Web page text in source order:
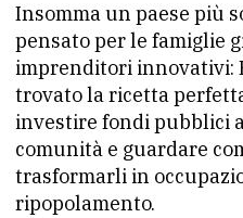
Insomma un paese più
pensato per le famiglie
imprenditori innovativi:
trovato la ricetta
investire fondi pubblici
comunità e guardare
trasformarli in
ripopolamento.